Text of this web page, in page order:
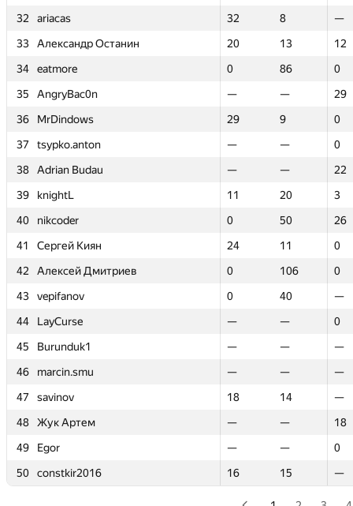
32
ariacas 32 8
—
33
Александр Останин 20 13
12
34
eatmore 0 86
0
35
AngryBac0n — —
29
36
MrDindows 29 9
0
37
tsypko.anton — —
0
38
Adrian Budau — —
22
39
knightL 11 20
3
40
nikcoder 0 50
26
41
Сергей Киян 24 11
0
42
Алексей Дмитриев 0 106
0
43
vepifanov 0 40
—
44
LayCurse — —
0
45
Burunduk1 — —
—
46
marcin.smu — —
—
47
savinov 18 14
—
48
Жук Артем — —
18
49
Egor — —
0
50
constkir2016 16 15 —
32
ariacas 32 8
—
33
Александр Останин 20 13
12
34
eatmore 0 86
0
35
AngryBac0n — —
29
36
MrDindows 29 9
0
37
tsypko.anton — —
0
38
Adrian Budau — —
22
39
knightL 11 20
3
40
nikcoder 0 50
26
41
Сергей Киян 24 11
0
42
Алексей Дмитриев 0 106
0
43
vepifanov 0 40
—
44
LayCurse — —
0
45
Burunduk1 — —
—
46
marcin.smu — —
—
47
savinov 18 14
—
48
Жук Артем — —
18
49
Egor — —
0
50
constkir2016 16 15 —